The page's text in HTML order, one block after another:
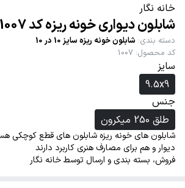
خانه نگار
شابلون دیواری خونه ریزه کد 1007
دسته بندی: شابلون خونه ریزه سایز 10 در 10
کد محصول:
1007
سایز
9.5x9
جنس
طلق 250 میکرون
شابلون های خونه ریزه شابلون های قطع کوچکی
دیوار و هم برای مصارف هنری کاربرد دارند
فروش، بسته بندی و ارسال توسط خانه نگار